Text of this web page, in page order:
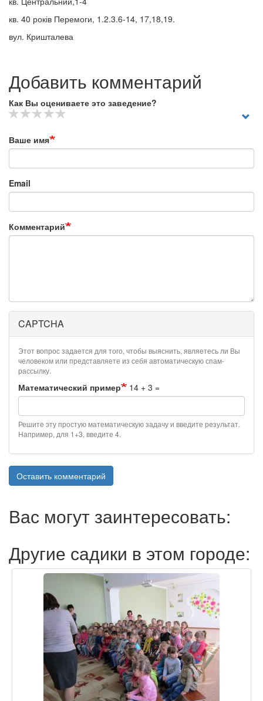
кв. 40 років Перемоги, 1.2.3.6-14, 17,18,19.
вул. Кришталева
Добавить комментарий
Как Вы оцениваете это заведение?
Ваше имя
Email
Комментарий
CAPTCHA
Этот вопрос задается для того, чтобы выяснить, являетесь ли Вы
человеком или представляете из себя автоматическую спам-
рассылку.
Математический пример 14 + 3 =
Решите эту простую математическую задачу и введите результат.
Например, для 1+3, введите 4.
Оставить комментарий
Вас могут заинтересовать:
Другие садики в этом городе: